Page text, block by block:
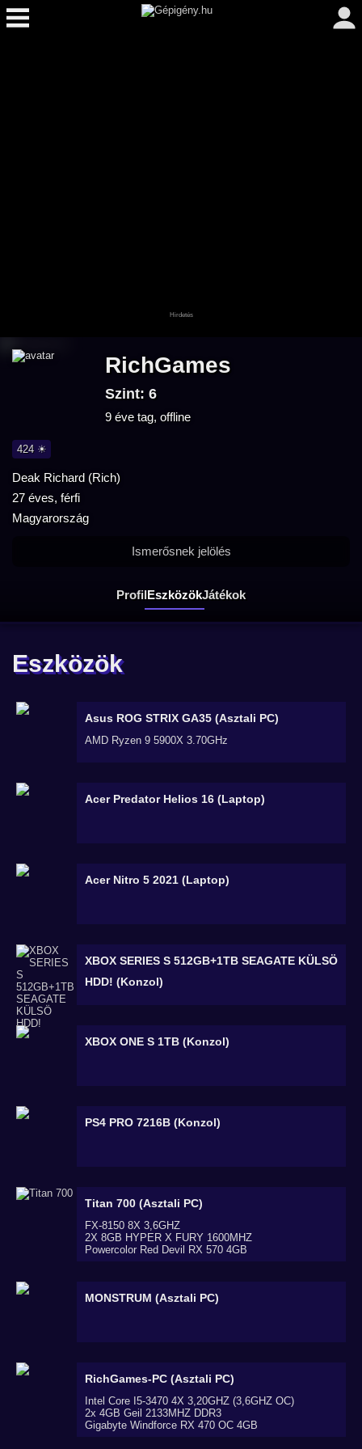
RichGames
Szint: 6
9 éve tag, offline
424 ☀
Deak Richard (Rich)
27 éves, férfi
Magyarország
ProfilEszközökJátékok
Ismerősnek jelölés
Eszközök
Asus ROG STRIX GA35 (Asztali PC)
AMD Ryzen 9 5900X 3.70GHz
Acer Predator Helios 16 (Laptop)
Acer Nitro 5 2021 (Laptop)
XBOX SERIES S 512GB+1TB SEAGATE KÜLSÖ
HDD! (Konzol)
XBOX ONE S 1TB (Konzol)
PS4 PRO 7216B (Konzol)
Titan 700 (Asztali PC)
FX-8150 8X 3,6GHZ
2X 8GB HYPER X FURY 1600MHZ
Powercolor Red Devil RX 570 4GB
MONSTRUM (Asztali PC)
RichGames-PC (Asztali PC)
Intel Core I5-3470 4X 3,20GHZ (3,6GHZ OC)
2x 4GB Geil 2133MHZ DDR3
Gigabyte Windforce RX 470 OC 4GB